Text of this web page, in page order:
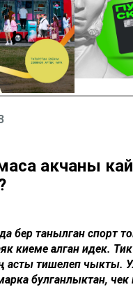
акчаны
бер танылган спорт
киеме алган идек. Тик
асты тишелеп чыкты.
булганлыктан, чек